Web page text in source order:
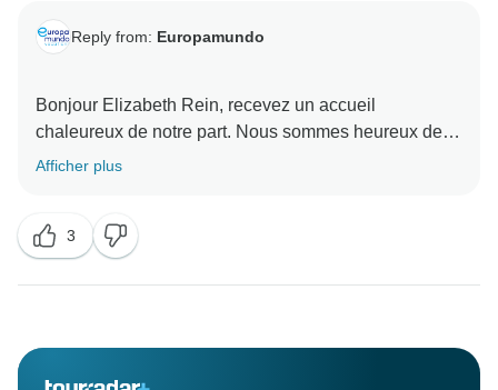
Reply from: Europamundo
Bonjour Elizabeth Rein, recevez un accueil
chaleureux de notre part. Nous sommes heureux de
savoir que votre voyage a été satisfaisant dans
attentes et vous prions de bien vouloir nous en
excuser. Pour nous, le retour d'information de nos
clients est très important, c'est la base pour
installations, nous prendrons vos commentaires en
Afficher plus
3